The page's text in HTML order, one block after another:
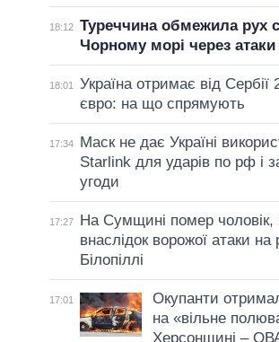
18:12 Туреччина обмежила рух
Чорному морі через атаки
18:01
Україна отримає від Сербії
євро: на що спрямують
17:34
Маск не дає Україні
Starlink для ударів по рф і
угоди
17:27
На Сумщині помер чоловік,
внаслідок ворожої атаки на
Білопіллі
17:01
Окупанти
на «вільне
Херсонщині –